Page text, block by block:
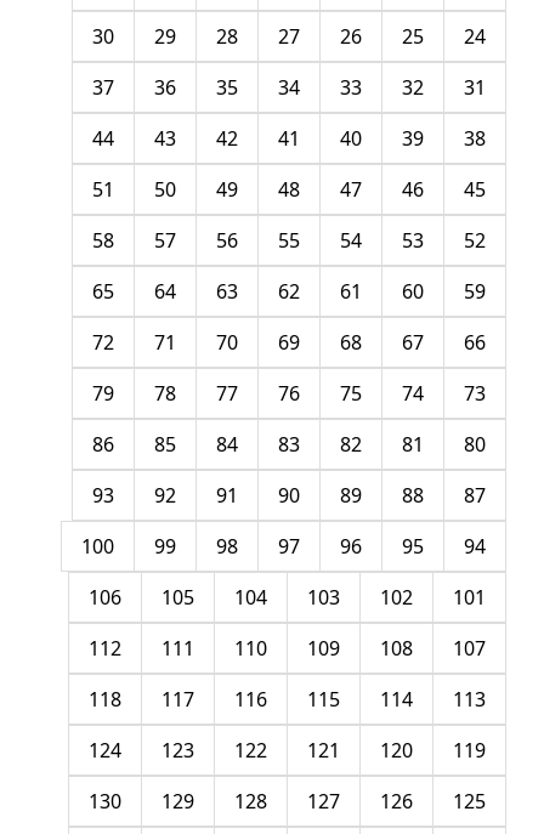
24
25
26
27
28
29
30
31
32
33
34
35
36
37
38
39
40
41
42
43
44
45
46
47
48
49
50
51
52
53
54
55
56
57
58
59
60
61
62
63
64
65
66
67
68
69
70
71
72
73
74
75
76
77
78
79
80
81
82
83
84
85
86
87
88
89
90
91
92
93
94
95
96
97
98
99
100
101
102
103
104
105
106
107
108
109
110
111
112
113
114
115
116
117
118
119
120
121
122
123
124
125
126
127
128
129
130